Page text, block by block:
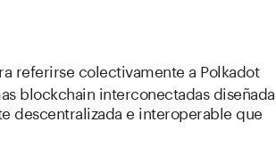
referirse colectivamente a Polkadot
blockchain interconectadas
descentralizada e interoperable que